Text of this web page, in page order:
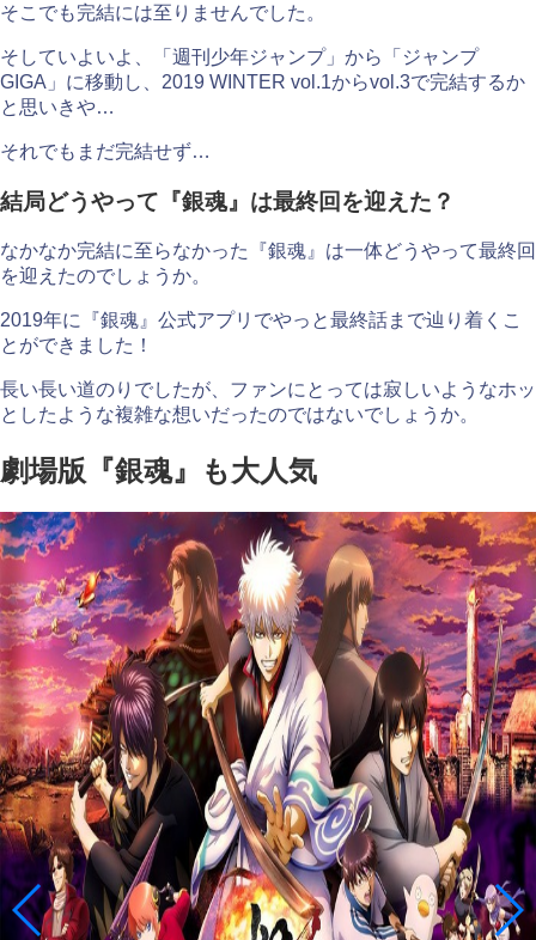
そこでも完結には至りませんでした。
そしていよいよ、「週刊少年ジャンプ」から「ジャンプ
GIGA」に移動し、2019 WINTER vol.1からvol.3で完結するか
と思いきや…
それでもまだ完結せず…
結局どうやって『銀魂』は最終回を迎えた？
なかなか完結に至らなかった『銀魂』は一体どうやって最終回
を迎えたのでしょうか。
2019年に『銀魂』公式アプリでやっと最終話まで辿り着くこ
とができました！
長い長い道のりでしたが、ファンにとっては寂しいようなホッ
としたような複雑な想いだったのではないでしょうか。
劇場版『銀魂』も大人気